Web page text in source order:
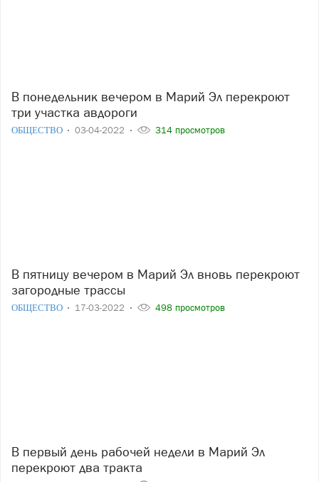
В понедельник вечером в Марий Эл перекроют
три участка авдороги
ОБЩЕСТВО 03-04-2022 314 просмотров
В пятницу вечером в Марий Эл вновь перекроют
загородные трассы
ОБЩЕСТВО 17-03-2022 498 просмотров
В первый день рабочей недели в Марий Эл
перекроют два тракта